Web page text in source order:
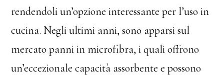
rendendoli un’opzione interessante per l’uso in
cucina. Negli ultimi anni, sono apparsi sul
mercato panni in microfibra, i quali offrono
un’eccezionale capacità assorbente e possono